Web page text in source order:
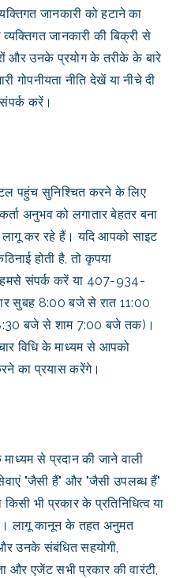
जानकारी को हटाने का
जानकारी की बिक्री से
और उनके प्रयोग के तरीके के बारे
गोपनीयता नीति देखें या नीचे दी
करें।
पहुंच सुनिश्चित करने के लिए
अनुभव को लगातार बेहतर बना
कर रहे हैं। यदि आपको साइट
होती है, तो कृपया
संपर्क करें या 407-934-
सुबह 8:00 बजे से रात 11:00
बजे से शाम 7:00 बजे तक)।
विधि के माध्यम से आपको
का प्रयास करेंगे।
से प्रदान की जाने वाली
"जैसी हैं" और "जैसी उपलब्ध हैं"
भी प्रकार के प्रतिनिधित्व या
लागू कानून के तहत अनुमत
उनके संबंधित सहयोगी,
और एजेंट सभी प्रकार की वारंटी,